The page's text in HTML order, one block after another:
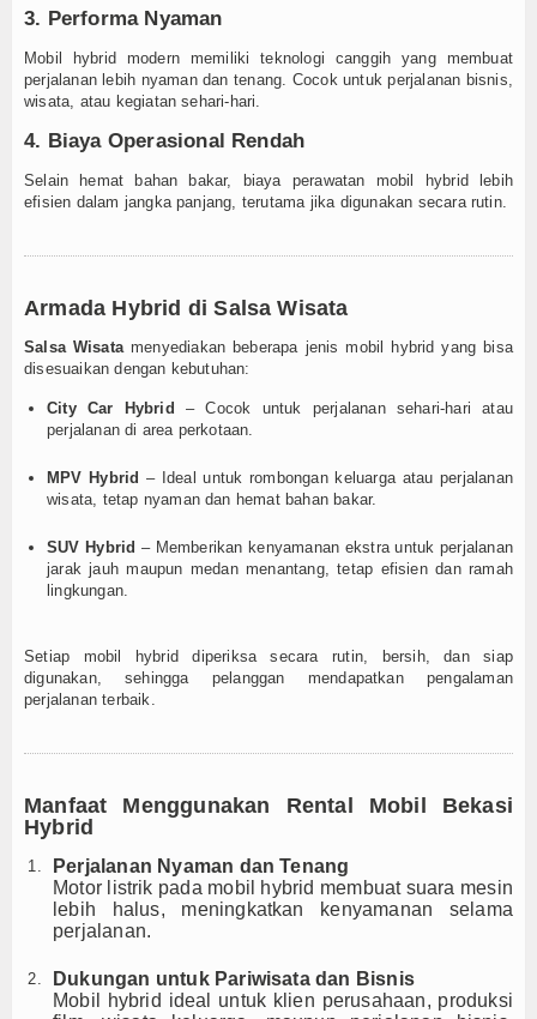
3. Performa Nyaman
Mobil hybrid modern memiliki teknologi canggih yang membuat
perjalanan lebih nyaman dan tenang. Cocok untuk perjalanan bisnis,
wisata, atau kegiatan sehari-hari.
4. Biaya Operasional Rendah
Selain hemat bahan bakar, biaya perawatan mobil hybrid lebih
efisien dalam jangka panjang, terutama jika digunakan secara rutin.
Armada Hybrid di Salsa Wisata
Salsa Wisata menyediakan beberapa jenis mobil hybrid yang bisa
disesuaikan dengan kebutuhan:
City Car Hybrid
– Cocok untuk perjalanan sehari-hari atau
perjalanan di area perkotaan.
MPV Hybrid – Ideal untuk rombongan keluarga atau perjalanan
wisata, tetap nyaman dan hemat bahan bakar.
SUV Hybrid – Memberikan kenyamanan ekstra untuk perjalanan
jarak jauh maupun medan menantang, tetap efisien dan ramah
lingkungan.
Setiap mobil hybrid diperiksa secara rutin, bersih, dan siap
digunakan, sehingga pelanggan mendapatkan pengalaman
perjalanan terbaik.
Manfaat Menggunakan Rental Mobil Bekasi
Hybrid
Perjalanan Nyaman dan Tenang
Motor listrik pada mobil hybrid membuat suara mesin
lebih halus, meningkatkan kenyamanan selama
perjalanan.
Dukungan untuk Pariwisata dan Bisnis
Mobil hybrid ideal untuk klien perusahaan, produksi